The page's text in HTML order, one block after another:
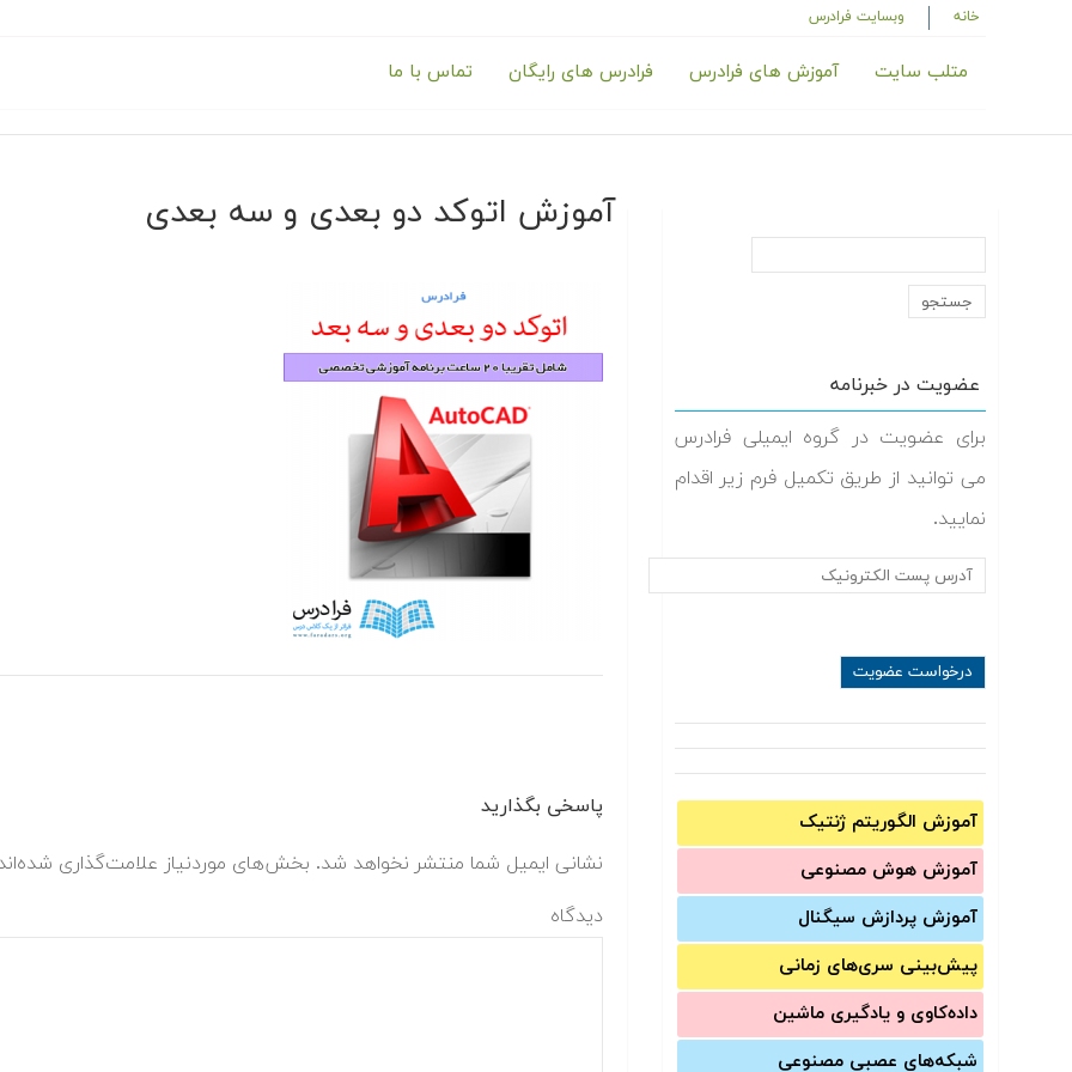
خانه وبسایت فرادرس
متلب سایت آموزش های فرادرس فرادرس های رایگان تماس با ما
عضویت در خبرنامه
برای عضویت در گروه ایمیلی فرادرس
می توانید از طریق تکمیل فرم زیر اقدام
نمایید.
آموزش الگوریتم ژنتیک
آموزش‌ هوش مصنوعی
آموزش‌ پردازش سیگنال
پیش‌‌بینی سری‌‌های زمانی
داده‌کاوی و یادگیری ماشین
شبکه‌های عصبی مصنوعی
آموزش اتوکد دو بعدی و سه بعدی
پاسخی بگذارید
نشانی ایمیل شما منتشر نخواهد شد. بخش‌های موردنیاز علامت‌گذاری
دیدگاه